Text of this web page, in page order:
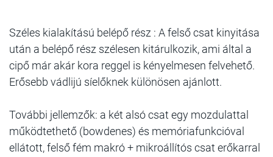
Széles kialakítású belépő rész : A felső csat kinyitása
után a belépő rész szélesen kitárulkozik, ami által a
cipő már akár kora reggel is kényelmesen felvehető.
Erősebb vádlijú síelőknek különösen ajánlott.
További jellemzők: a két alsó csat egy mozdulattal
működtethető (bowdenes) és memóriafunkcióval
ellátott, felső fém makró + mikroállítós csat erőkarral